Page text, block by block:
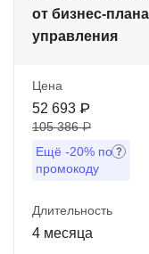
от бизнес-
управления
Цена
52 693 ₽
105 386 ₽
Ещё -20% по
промокоду
Длительность
4 месяца